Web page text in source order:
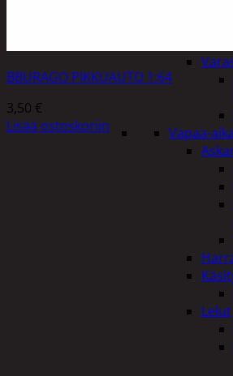
Vapaa-
Lelut
BBURAGO PIKKUAUTO 1:64
3,50 €
Lisää ostoskoriin